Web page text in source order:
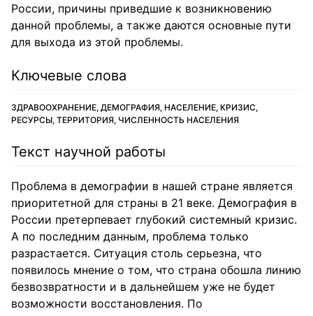
России, причины приведшие к возникновению
данной проблемы, а также даются основные пути
для выхода из этой проблемы.
Ключевые слова
ЗДРАВООХРАНЕНИЕ, ДЕМОГРАФИЯ, НАСЕЛЕНИЕ, КРИЗИС,
РЕСУРСЫ, ТЕРРИТОРИЯ, ЧИСЛЕННОСТЬ НАСЕЛЕНИЯ
Текст научной работы
Проблема в демографии в нашей стране является
приоритетной для страны в 21 веке. Демография в
России претерпевает глубокий системный кризис.
А по последним данным, проблема только
разрастается. Ситуация столь серьезна, что
появилось мнение о том, что страна обошла линию
безвозвратности и в дальнейшем уже не будет
возможности восстановления. По